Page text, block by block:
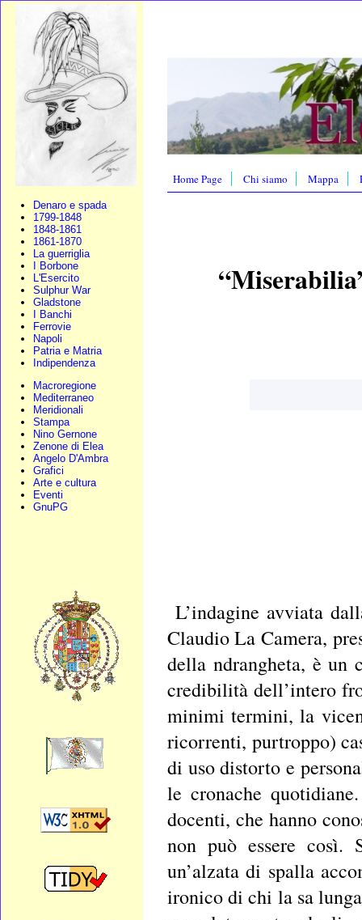
Denaro e spada
1799-1848
1848-1861
1861-1870
La guerriglia
I Borbone
L'Esercito
Sulphur War
Gladstone
I Banchi
Ferrovie
Napoli
Patria e Matria
Indipendenza
Macroregione
Mediterraneo
Meridionali
Stampa
Nino Gernone
Zenone di Elea
Angelo D'Ambra
Grafici
Arte e cultura
Eventi
GnuPG
Home Page Chi siamo Mappa
L’indagine avviata
Claudio La Camera,
della ndrangheta, è un
credibilità dell’intero
minimi termini, la
ricorrenti, purtroppo)
di uso distorto e
le cronache
docenti, che hanno
non può essere così.
un’alzata di spalla
ironico di chi la sa